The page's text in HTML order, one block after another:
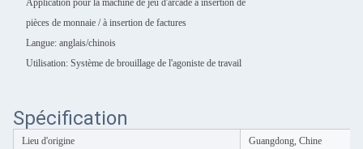
Application pour la machine de jeu d'arcade à insertion de
pièces de monnaie / à insertion de factures
Langue: anglais/chinois
Utilisation: Système de brouillage de l'agoniste de travail
Spécification
Lieu d'origine Guangdong, Chine